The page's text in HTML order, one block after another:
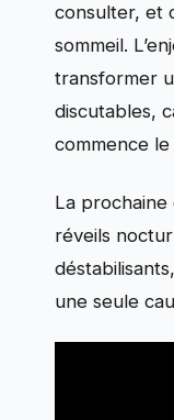
consulter, et
sommeil.
transformer
discutables,
commence le
La
réveils
une seule